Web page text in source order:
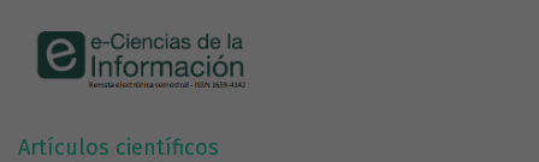
Artículos científicos